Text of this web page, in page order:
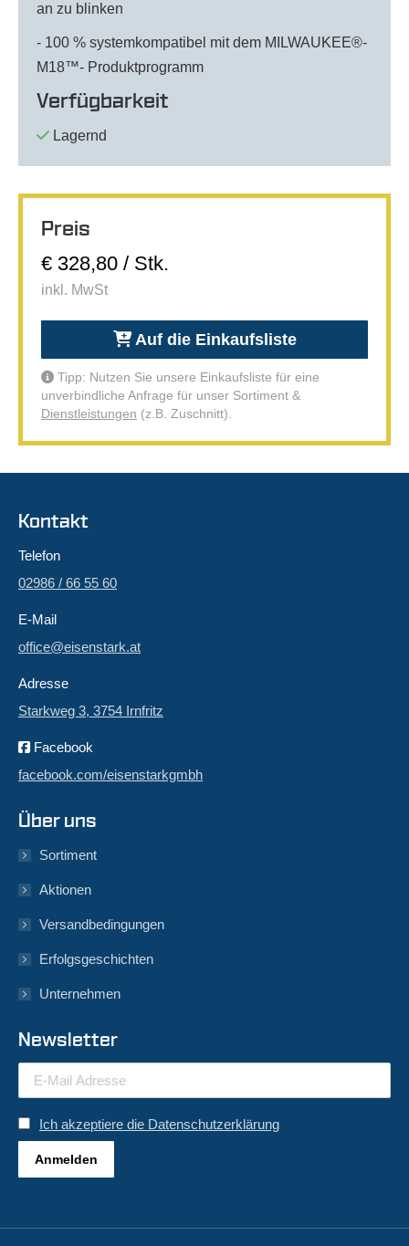
an zu blinken
- 100 % systemkompatibel mit dem MILWAUKEE®-
M18™- Produktprogramm
Verfügbarkeit
Lagernd
Preis
€ 328,80 / Stk.
inkl. MwSt
Auf die Einkaufsliste
Tipp: Nutzen Sie unsere Einkaufsliste für eine
unverbindliche Anfrage für unser Sortiment &
Dienstleistungen (z.B. Zuschnitt).
Kontakt
Telefon
02986 / 66 55 60
E-Mail
office@eisenstark.at
Adresse
Starkweg 3, 3754 Irnfritz
Facebook
facebook.com/eisenstarkgmbh
Über uns
Sortiment
Aktionen
Versandbedingungen
Erfolgsgeschichten
Unternehmen
Newsletter
Ich akzeptiere die Datenschutzerklärung